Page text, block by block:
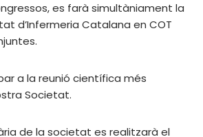
es farà simultàniament la
d’Infermeria Catalana en COT
a la reunió científica més
Societat.
de la societat es realitzarà el